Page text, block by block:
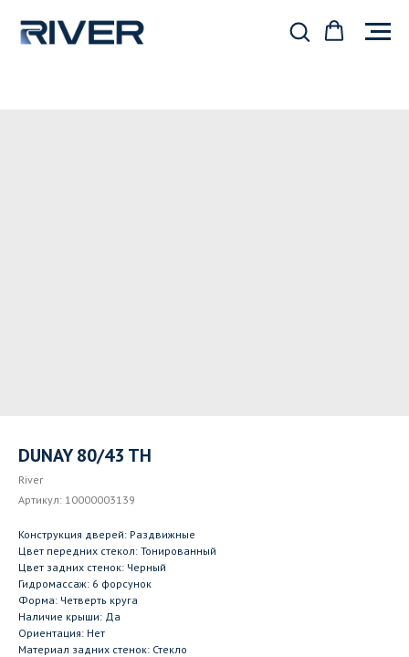
DUNAY 80/43 TH
River
Артикул: 10000003139
Конструкция дверей: Раздвижные
Цвет передних стекол: Тонированный
Цвет задних стенок: Черный
Гидромассаж: 6 форсунок
Форма: Четверть круга
Наличие крыши: Да
Ориентация: Нет
Материал задних стенок: Стекло